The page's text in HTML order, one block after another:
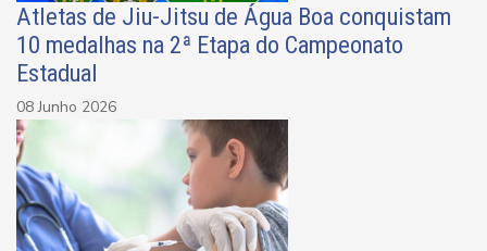
Atletas de Jiu-Jitsu de Água Boa conquistam
10 medalhas na 2ª Etapa do Campeonato
Estadual
08 Junho 2026